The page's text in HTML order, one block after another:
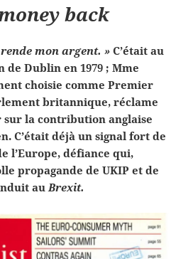
back
rende mon argent. » C’était au
de Dublin en 1979 ; Mme
choisie comme Premier
britannique, réclame
la contribution anglaise
C’était déjà un signal fort de
l’Europe, défiance qui,
propagande de UKIP et de
au Brexit.